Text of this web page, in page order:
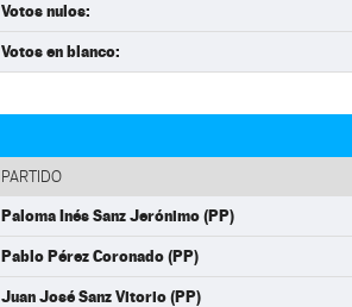
Votos nulos:
Votos en blanco:
PARTIDO
Paloma Inés Sanz Jerónimo (PP)
Pablo Pérez Coronado (PP)
Juan José Sanz Vitorio (PP)